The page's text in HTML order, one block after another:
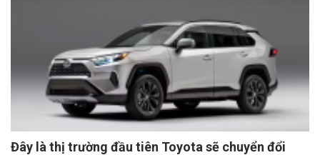
Đây là thị trường đầu tiên Toyota sẽ chuyển đổi